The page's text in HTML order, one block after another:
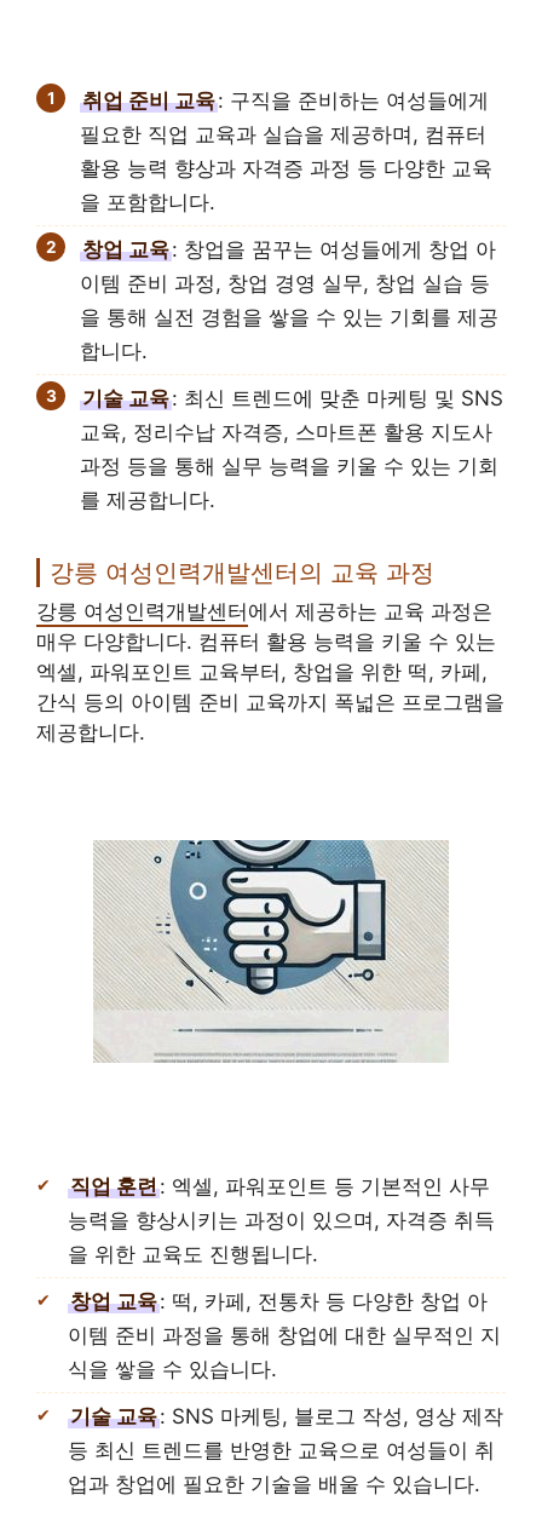
취업 준비 교육: 구직을 준비하는 여성들에게
필요한 직업 교육과 실습을 제공하며, 컴퓨터
활용 능력 향상과 자격증 과정 등 다양한 교육
을 포함합니다.
창업 교육: 창업을 꿈꾸는 여성들에게 창업 아
이템 준비 과정, 창업 경영 실무, 창업 실습 등
을 통해 실전 경험을 쌓을 수 있는 기회를 제공
합니다.
기술 교육: 최신 트렌드에 맞춘 마케팅 및 SNS
교육, 정리수납 자격증, 스마트폰 활용 지도사
과정 등을 통해 실무 능력을 키울 수 있는 기회
를 제공합니다.
강릉 여성인력개발센터의 교육 과정
강릉 여성인력개발센터 에서 제공하는 교육 과정은
매우 다양합니다. 컴퓨터 활용 능력을 키울 수 있는
엑셀, 파워포인트 교육부터, 창업을 위한 떡, 카페,
간식 등의 아이템 준비 교육까지 폭넓은 프로그램을
제공합니다.
직업 훈련: 엑셀, 파워포인트 등 기본적인 사무
능력을 향상시키는 과정이 있으며, 자격증 취득
을 위한 교육도 진행됩니다.
창업 교육: 떡, 카페, 전통차 등 다양한 창업 아
이템 준비 과정을 통해 창업에 대한 실무적인 지
식을 쌓을 수 있습니다.
기술 교육: SNS 마케팅, 블로그 작성, 영상 제작
등 최신 트렌드를 반영한 교육으로 여성들이 취
업과 창업에 필요한 기술을 배울 수 있습니다.